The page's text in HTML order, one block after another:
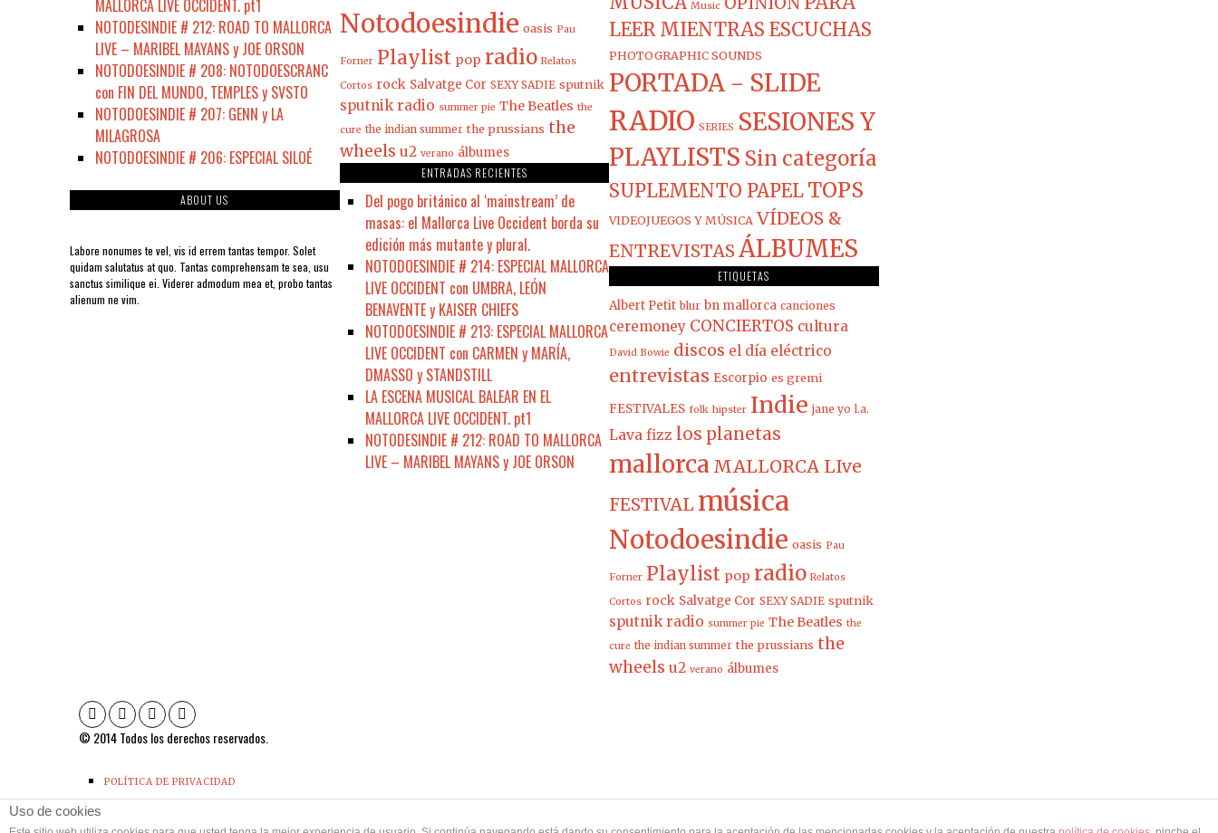
MALLORCA LIVE OCCIDENT. pt1
NOTODESINDIE # 212: ROAD TO MALLORCA
LIVE – MARIBEL MAYANS y JOE ORSON
NOTODOESINDIE # 208: NOTODOESCRANC
con FIN DEL MUNDO, TEMPLES y SVSTO
NOTODOESINDIE # 207: GENN y LA
MILAGROSA
NOTODOESINDIE # 206: ESPECIAL SILOÉ
ABOUT US
Labore nonumes te vel, vis id errem tantas tempor. Solet
quidam salutatus at quo. Tantas comprehensam te sea, usu
sanctus similique ei. Viderer admodum mea et, probo tantas
alienum ne vim.
Notodoesindie oasis Pau
Forner Playlist pop radio Relatos
Cortos rock Salvatge Cor SEXY SADIE sputnik
sputnik radio summer pie The Beatles the
cure the indian summer the prussians the
wheels u2 verano álbumes
ENTRADAS RECIENTES
Del pogo británico al ‘mainstream’ de
masas: el Mallorca Live Occident borda su
edición más mutante y plural.
NOTODOESINDIE # 214: ESPECIAL MALLORCA
LIVE OCCIDENT con UMBRA, LEÓN
BENAVENTE y KAISER CHIEFS
NOTODOESINDIE # 213: ESPECIAL MALLORCA
LIVE OCCIDENT con CARMEN y MARÍA,
DMASSO y STANDSTILL
LA ESCENA MUSICAL BALEAR EN EL
MALLORCA LIVE OCCIDENT. pt1
NOTODESINDIE # 212: ROAD TO MALLORCA
LIVE – MARIBEL MAYANS y JOE ORSON
Music
LEER MIENTRAS ESCUCHAS
PHOTOGRAPHIC SOUNDS
PORTADA - SLIDE
RADIO SERIES SESIONES Y
PLAYLISTS Sin categoría
SUPLEMENTO PAPEL TOPS
VIDEOJUEGOS Y MÚSICA VÍDEOS &
ENTREVISTASÁLBUMES
ETIQUETAS
Albert Petit blur bn mallorca canciones
ceremoney CONCIERTOS cultura
David Bowie discos el día eléctrico
entrevistas Escorpio es gremi
FESTIVALES folk hipster Indie jane yo l.a.
Lava fizz los planetas
mallorca MALLORCA LIve
FESTIVAL música
Notodoesindie oasis Pau
Forner Playlist pop radio Relatos
Cortos rock Salvatge Cor SEXY SADIE sputnik
sputnik radio summer pie The Beatles the
cure the indian summer the prussians the
wheels u2 verano álbumes
© 2014 Todos los derechos reservados.
POLÍTICA DE PRIVACIDAD
CONTACTO
Uso de cookies